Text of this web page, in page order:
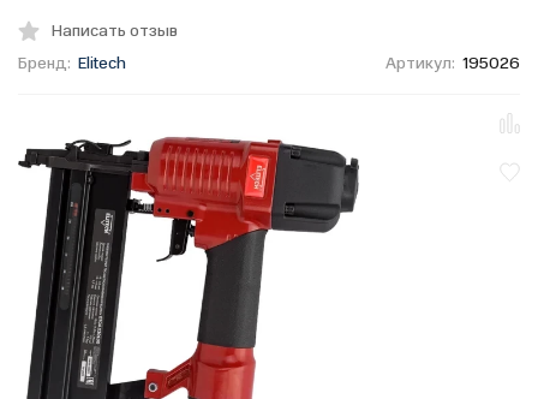
Написать отзыв
Бренд: Elitech Артикул: 195026